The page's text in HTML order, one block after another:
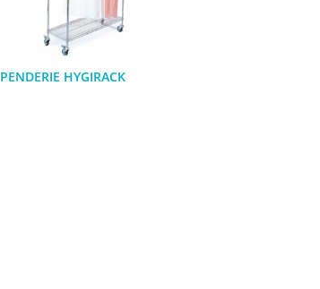
PENDERIE HYGIRACK